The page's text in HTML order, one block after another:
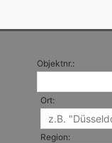
Objektnr.:
Ort:
Region: